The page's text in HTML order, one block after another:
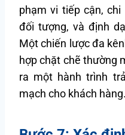
phạm vi tiếp cận,
đối tượng, và định
Một chiến lược đa
hợp chặt chẽ thường
ra một hành trình
mạch cho khách hàng.